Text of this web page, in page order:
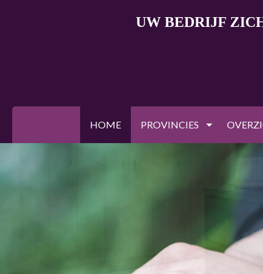
UW BEDRIJF
HOME PROVINCIES